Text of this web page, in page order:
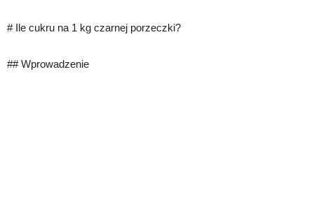
# Ile cukru na 1 kg czarnej porzeczki?
## Wprowadzenie